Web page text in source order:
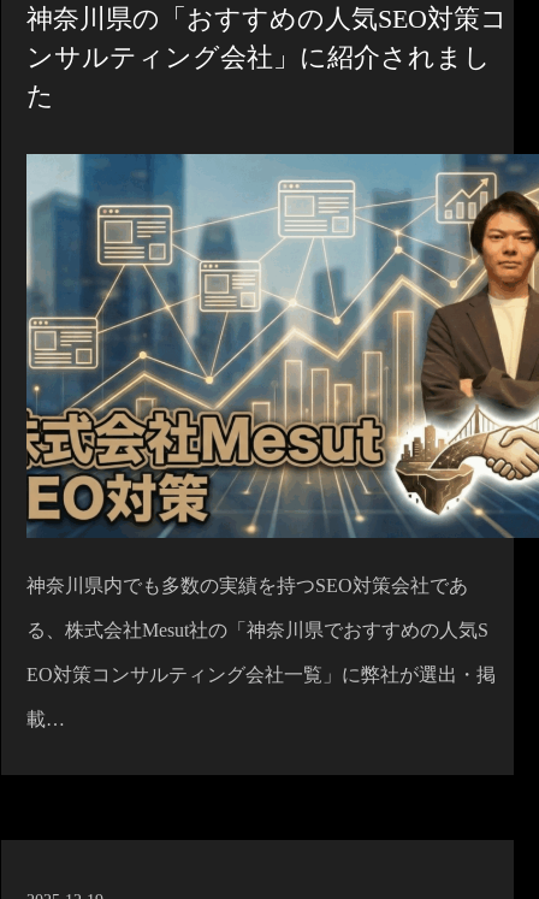
神奈川県の「おすすめの人気SEO対策コ
ンサルティング会社」に紹介されまし
た
神奈川県内でも多数の実績を持つSEO対策会社であ
る、株式会社Mesut社の「神奈川県でおすすめの人気S
EO対策コンサルティング会社一覧」に弊社が選出・掲
載…